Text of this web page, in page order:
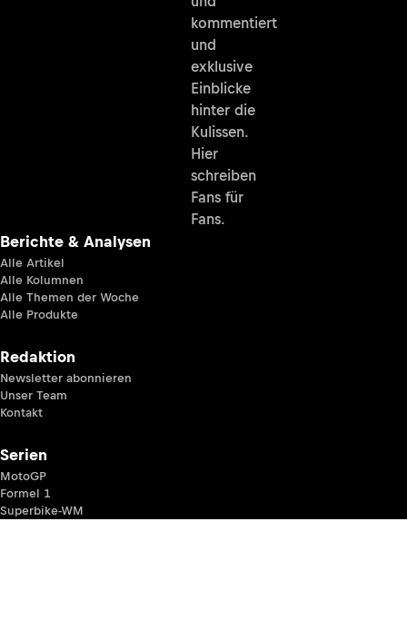
kommentiert
und
exklusive
Einblicke
hinter die
Kulissen.
Hier
schreiben
Fans für
Fans.
Berichte & Analysen
Alle Artikel
Alle Kolumnen
Alle Themen der Woche
Alle Produkte
Redaktion
Newsletter abonnieren
Unser Team
Kontakt
Serien
MotoGP
Formel 1
Superbike-WM